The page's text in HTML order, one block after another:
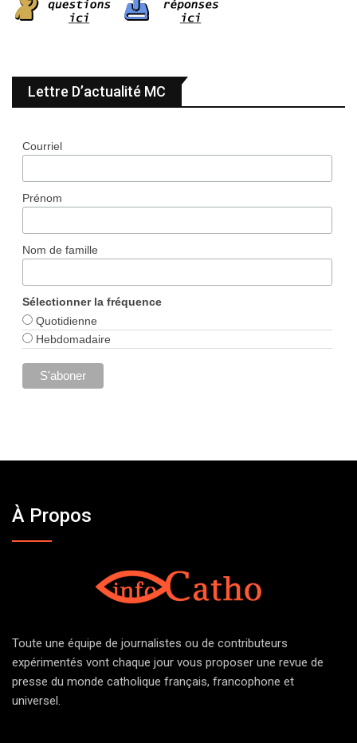
Lettre D’actualité MC
Courriel
Prénom
Nom de famille
Sélectionner la fréquence
Quotidienne
Hebdomadaire
À Propos
Toute une équipe de journalistes ou de contributeurs
expérimentés vont chaque jour vous proposer une revue de
presse du monde catholique français, francophone et
universel.